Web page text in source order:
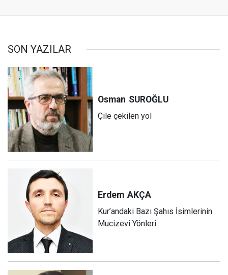
SON YAZILAR
Osman SUROĞLU
Çile çekilen yol
Erdem AKÇA
Kur’andaki Bazı Şahıs İsimlerinin
Mucizevi Yönleri